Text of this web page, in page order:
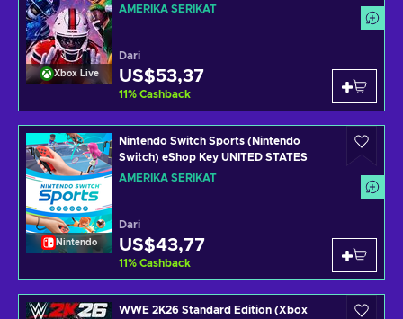
Xbox Live
UNITED STATES
AMERIKA SERIKAT
Dari
US$53,37
11% Cashback
Nintendo
Nintendo Switch Sports (Nintendo
Switch) eShop Key UNITED STATES
AMERIKA SERIKAT
Dari
US$43,77
11% Cashback
WWE 2K26 Standard Edition (Xbox